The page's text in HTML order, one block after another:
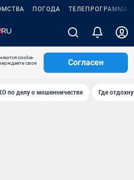
ПОГОДА ТЕЛЕПРОГРАММА
cookie-
свое
Согласен
по делу о мошенничестве Где